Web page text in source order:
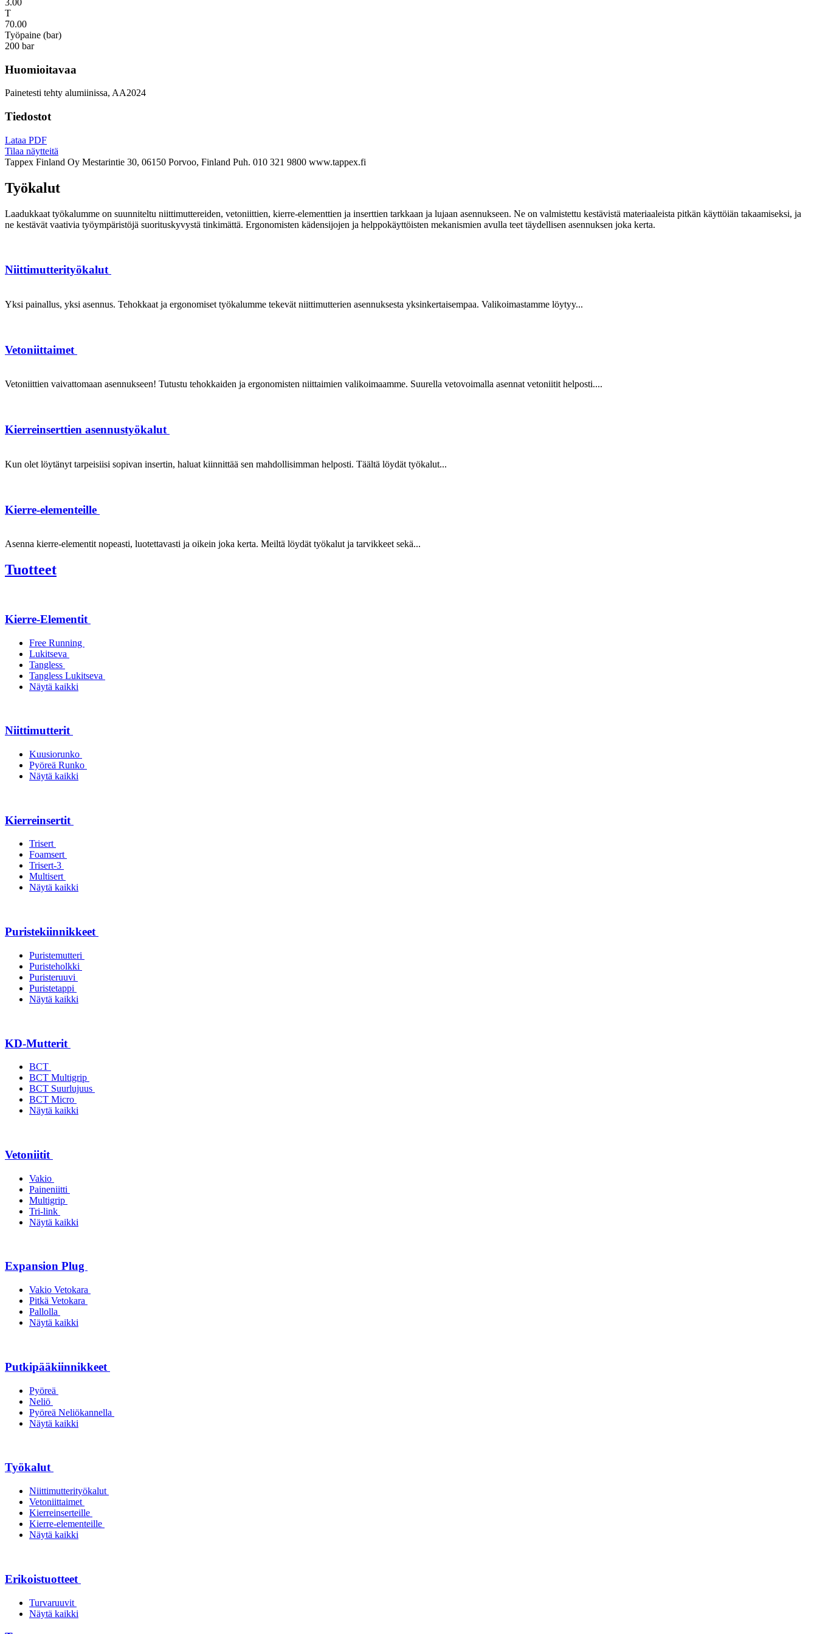
T
70.00
Työpaine (bar)
200 bar
Huomioitavaa
Painetesti tehty alumiinissa, AA2024
Tiedostot
Lataa PDF
Tilaa näytteitä
Tappex Finland Oy Mestarintie 30, 06150 Porvoo, Finland Puh. 010 321 9800 www.tappex.fi
Työkalut
Laadukkaat työkalumme on suunniteltu niittimuttereiden, vetoniittien, kierre-elementtien ja inserttien tarkkaan ja lujaan asennukseen. Ne on valmistettu kestävistä materiaaleista pitkän käyttöiän takaamiseksi, ja
ne kestävät vaativia työympäristöjä suorituskyvystä tinkimättä. Ergonomisten kädensijojen ja helppokäyttöisten mekanismien avulla teet täydellisen asennuksen joka kerta.
Niittimutterityökalut
Yksi painallus, yksi asennus. Tehokkaat ja ergonomiset työkalumme tekevät niittimutterien asennuksesta yksinkertaisempaa. Valikoimastamme löytyy...
Vetoniittaimet
Vetoniittien vaivattomaan asennukseen! Tutustu tehokkaiden ja ergonomisten niittaimien valikoimaamme. Suurella vetovoimalla asennat vetoniitit helposti....
Kierreinserttien asennustyökalut
Kun olet löytänyt tarpeisiisi sopivan insertin, haluat kiinnittää sen mahdollisimman helposti. Täältä löydät työkalut...
Kierre-elementeille
Asenna kierre-elementit nopeasti, luotettavasti ja oikein joka kerta. Meiltä löydät työkalut ja tarvikkeet sekä...
Tuotteet
Kierre-Elementit
Free Running
Lukitseva
Tangless
Tangless Lukitseva
Näytä kaikki
Niittimutterit
Kuusiorunko
Pyöreä Runko
Näytä kaikki
Kierreinsertit
Trisert
Foamsert
Trisert-3
Multisert
Näytä kaikki
Puristekiinnikkeet
Puristemutteri
Puristeholkki
Puristeruuvi
Puristetappi
Näytä kaikki
KD-Mutterit
BCT
BCT Multigrip
BCT Suurlujuus
BCT Micro
Näytä kaikki
Vetoniitit
Vakio
Paineniitti
Multigrip
Tri-link
Näytä kaikki
Expansion Plug
Vakio Vetokara
Pitkä Vetokara
Pallolla
Näytä kaikki
Putkipääkiinnikkeet
Pyöreä
Neliö
Pyöreä Neliökannella
Näytä kaikki
Työkalut
Niittimutterityökalut
Vetoniittaimet
Kierreinserteille
Kierre-elementeille
Näytä kaikki
Erikoistuotteet
Turvaruuvit
Näytä kaikki